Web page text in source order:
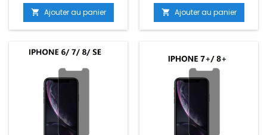
 Ajouter au panier  Ajouter au panier